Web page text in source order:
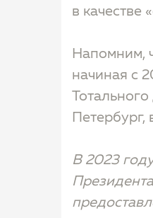
в качестве
Напомним,
начиная с
Петербург,
В 2023